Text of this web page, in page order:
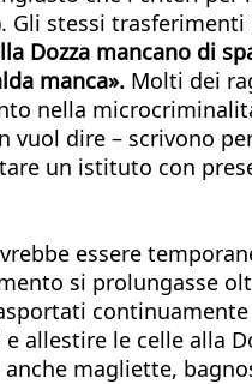
stessi
mancano di
manca». Molti dei
nella
dire – scrivono
un istituto con
essere
si prolungasse
allestire le celle alla
magliette,